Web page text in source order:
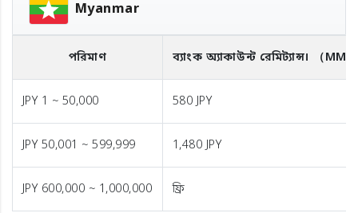
Myanmar
পরিমাণ ব্যাংক অ্যাকাউন্ট রেমিট্যান্স। （MMK
JPY 1 ~ 50,000 580 JPY
JPY 50,001 ~ 599,999 1,480 JPY
JPY 600,000 ~ 1,000,000 ফ্রি